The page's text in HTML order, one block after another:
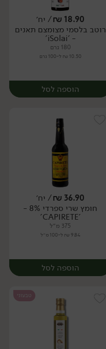
יח׳
18.90
₪/ יח׳
רוטב בלסמי מצומצם תאנים
- 'iSolai'
180 גרם
10.50 ₪ ל-100 גרם
הוספה לסל
יח׳
36.90
₪/ יח׳
חומץ שרי ספרדי 8% -
'CAPIRETE'
375 מ״ל
9.84 ₪ ל-100 מ״ל
הוספה לסל
טבעוני